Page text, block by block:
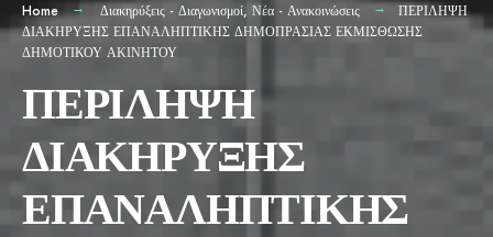
Home Διακηρύξεις - Διαγωνισμοί, Νέα - Ανακοινώσεις
ΠΕΡΙΛΗΨΗ
ΔΙΑΚΗΡΥΞΗΣ ΕΠΑΝΑΛΗΠΤΙΚΗΣ ΔΗΜΟΠΡΑΣΙΑΣ ΕΚΜΙΣΘΩΣΗΣ
ΔΗΜΟΤΙΚΟΥ ΑΚΙΝΗΤΟΥ
ΠΕΡΙΛΗΨΗ
ΔΙΑΚΗΡΥΞΗΣ
ΕΠΑΝΑΛΗΠΤΙΚΗΣ